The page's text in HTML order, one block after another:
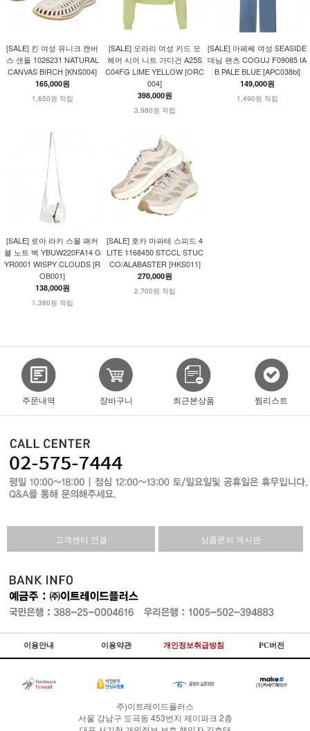
[SALE] 킨 여성 유니크 캔버
스 샌들 1026231 NATURAL
CANVAS BIRCH [KNS004]
165,000원
1,650원 적립
[SALE] 오라리 여성 키드 모
헤어 시어 니트 가디건 A25S
C04FG LIME YELLOW [ORC
004]
398,000원
3,980원 적립
[SALE] 아페쎄 여성 SEASIDE
데님 팬츠 COGUJ F09085 IA
B PALE BLUE [APC038bl]
149,000원
1,490원 적립
[SALE] 로아 라키 스몰 패커
블 노트 백 YBUW220FA14 G
YR0001 WISPY CLOUDS [R
OB001]
138,000원
1,380원 적립
[SALE] 호카 마파테 스피드 4
LITE 1168450 STCCL STUC
CO/ALABASTER [HKS011]
270,000원
2,700원 적립
주문내역 장바구니 최근본상품 찜리스트
고객센터 연결 상품문의 게시판
이용안내 이용약관 개인정보취급방침 PC버전
주)이트레이드플러스
서울 강남구 도곡동 453번지 제이파크 2층